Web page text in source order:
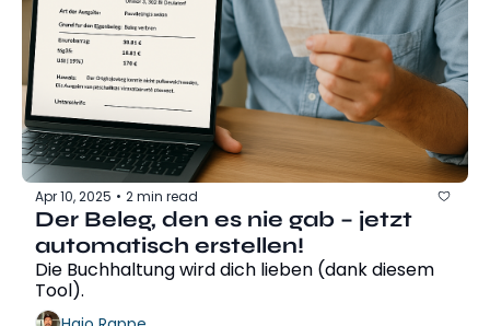
Apr 10, 2025 • 2 min read
Der Beleg, den es nie gab – jetzt
automatisch erstellen!
Die Buchhaltung wird dich lieben (dank diesem
Tool).